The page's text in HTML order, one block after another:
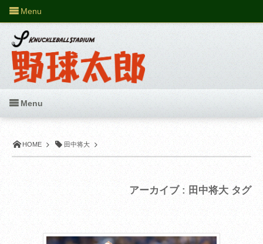
HOME 田中将大
アーカイブ : 田中将大 タグ
Menu
Menu